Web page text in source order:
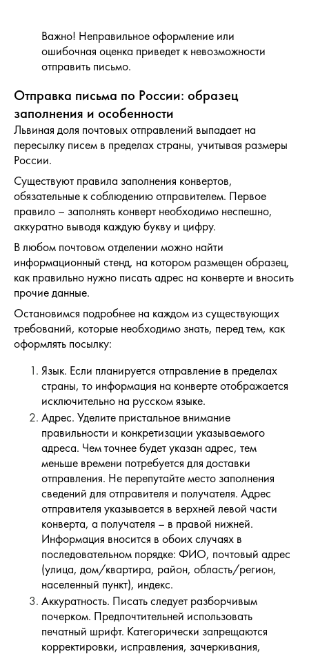
Важно! Неправильное оформление или
ошибочная оценка приведет к невозможности
отправить письмо.
Отправка письма по России: образец
заполнения и особенности
Львиная доля почтовых отправлений выпадает на
пересылку писем в пределах страны, учитывая размеры
России.
Существуют правила заполнения конвертов,
обязательные к соблюдению отправителем. Первое
правило – заполнять конверт необходимо неспешно,
аккуратно выводя каждую букву и цифру.
В любом почтовом отделении можно найти
информационный стенд, на котором размещен образец,
как правильно нужно писать адрес на конверте и вносить
прочие данные.
Остановимся подробнее на каждом из существующих
требований, которые необходимо знать, перед тем, как
оформлять посылку:
Язык. Если планируется отправление в пределах
страны, то информация на конверте отображается
исключительно на русском языке.
Адрес. Уделите пристальное внимание
правильности и конкретизации указываемого
адреса. Чем точнее будет указан адрес, тем
меньше времени потребуется для доставки
отправления. Не перепутайте место заполнения
сведений для отправителя и получателя. Адрес
отправителя указывается в верхней левой части
конверта, а получателя – в правой нижней.
Информация вносится в обоих случаях в
последовательном порядке: ФИО, почтовый адрес
(улица, дом/квартира, район, область/регион,
населенный пункт), индекс.
Аккуратность. Писать следует разборчивым
почерком. Предпочтительней использовать
печатный шрифт. Категорически запрещаются
корректировки, исправления, зачеркивания,